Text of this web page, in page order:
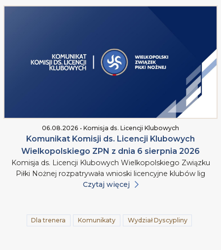
06.08.2026 • Komisja ds. Licencji Klubowych
Komunikat Komisji ds. Licencji Klubowych
Wielkopolskiego ZPN z dnia 6 sierpnia 2026
Komisja ds. Licencji Klubowych Wielkopolskiego Związku
Piłki Nożnej rozpatrywała wnioski licencyjne klubów lig
Czytaj więcej
Dla trenera Komunikaty Wydział Dyscypliny